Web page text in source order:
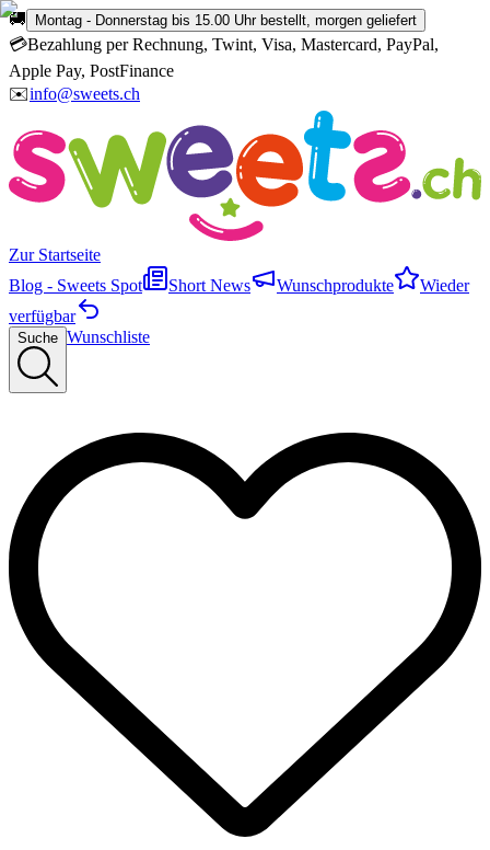
🚚 Montag - Donnerstag bis 15.00 Uhr bestellt, morgen geliefert
💳Bezahlung per Rechnung, Twint, Visa, Mastercard, PayPal,
Apple Pay, PostFinance
✉️info@sweets.ch
Zur Startseite
Blog - Sweets Spot
Short News Wunschprodukte
Wieder
verfügbar
Suche Wunschliste